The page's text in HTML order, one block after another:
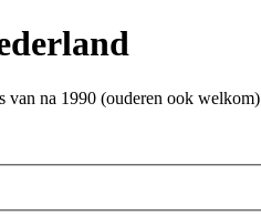
na 1990 (ouderen ook welkom)